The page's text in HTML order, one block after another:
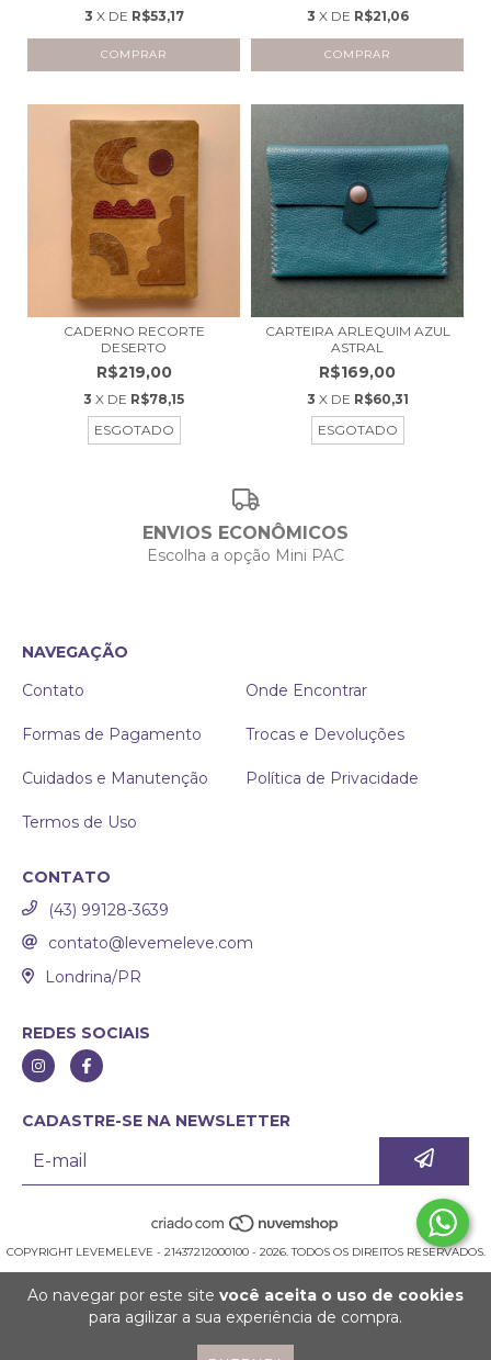
Ao navegar por este site você aceita o uso de cookies
para agilizar a sua experiência de compra.
3 X DE R$53,17 3 X DE R$21,06
CADERNO RECORTE
DESERTO
R$219,00
3 X DE R$78,15
ESGOTADO
CARTEIRA ARLEQUIM AZUL
ASTRAL
R$169,00
3 X DE R$60,31
ESGOTADO
ENVIOS ECONÔMICOS
Escolha a opção Mini PAC
NAVEGAÇÃO
Contato
Onde Encontrar
Formas de Pagamento Trocas e Devoluções
Cuidados e Manutenção Política de Privacidade
Termos de Uso
CONTATO
(43) 99128-3639
contato@levemeleve.com
Londrina/PR
REDES SOCIAIS
CADASTRE-SE NA NEWSLETTER
COPYRIGHT LEVEMELEVE - 21437212000100 - 2026. TODOS OS DIREITOS RESERVADOS.